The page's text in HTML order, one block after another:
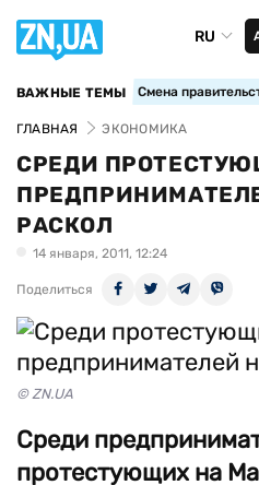
RU
ВАЖНЫЕ ТЕМЫ Смена
ГЛАВНАЯ ЭКОНОМИКА
СРЕДИ
РАСКОЛ
14 января, 2011, 12:24
Поделиться
© ZN.UA
Среди
протестующих на